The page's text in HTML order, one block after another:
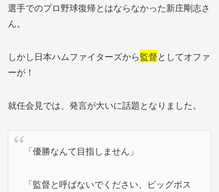
選手でのプロ野球復帰とはならなかった新庄剛志さ
ん。
しかし日本ハムファイターズから監督としてオファ
ーが！
就任会見では、発言が大いに話題となりました。
「優勝なんて目指しません」
「監督と呼ばないでください、ビッグボス